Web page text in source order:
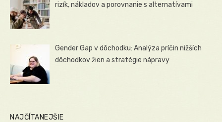
rizík, nákladov a porovnanie s alternatívami
Gender Gap v dôchodku: Analýza príčin nižších
dôchodkov žien a stratégie nápravy
NAJČÍTANEJŠIE